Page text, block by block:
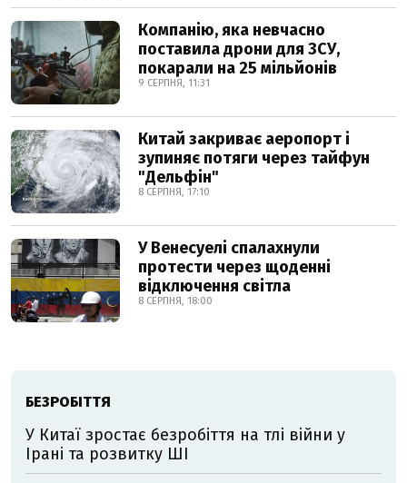
Компанію, яка невчасно
поставила дрони для ЗСУ,
покарали на 25 мільйонів
9 СЕРПНЯ, 11:31
Китай закриває аеропорт і
зупиняє потяги через тайфун
"Дельфін"
8 СЕРПНЯ, 17:10
У Венесуелі спалахнули
протести через щоденні
відключення світла
8 СЕРПНЯ, 18:00
БЕЗРОБІТТЯ
У Китаї зростає безробіття на тлі війни у
Ірані та розвитку ШІ